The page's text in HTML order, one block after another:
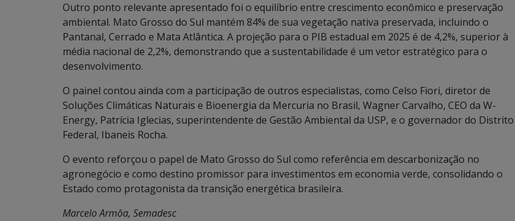
Outro ponto relevante apresentado foi o equilíbrio entre crescimento econômico e preservação
ambiental. Mato Grosso do Sul mantém 84% de sua vegetação nativa preservada, incluindo o
Pantanal, Cerrado e Mata Atlântica. A projeção para o PIB estadual em 2025 é de 4,2%, superior à
média nacional de 2,2%, demonstrando que a sustentabilidade é um vetor estratégico para o
desenvolvimento.
O painel contou ainda com a participação de outros especialistas, como Celso Fiori, diretor de
Soluções Climáticas Naturais e Bioenergia da Mercuria no Brasil, Wagner Carvalho, CEO da W-
Energy, Patrícia Iglecias, superintendente de Gestão Ambiental da USP, e o governador do Distrito
Federal, Ibaneis Rocha.
O evento reforçou o papel de Mato Grosso do Sul como referência em descarbonização no
agronegócio e como destino promissor para investimentos em economia verde, consolidando o
Estado como protagonista da transição energética brasileira.
Marcelo Armôa, Semadesc